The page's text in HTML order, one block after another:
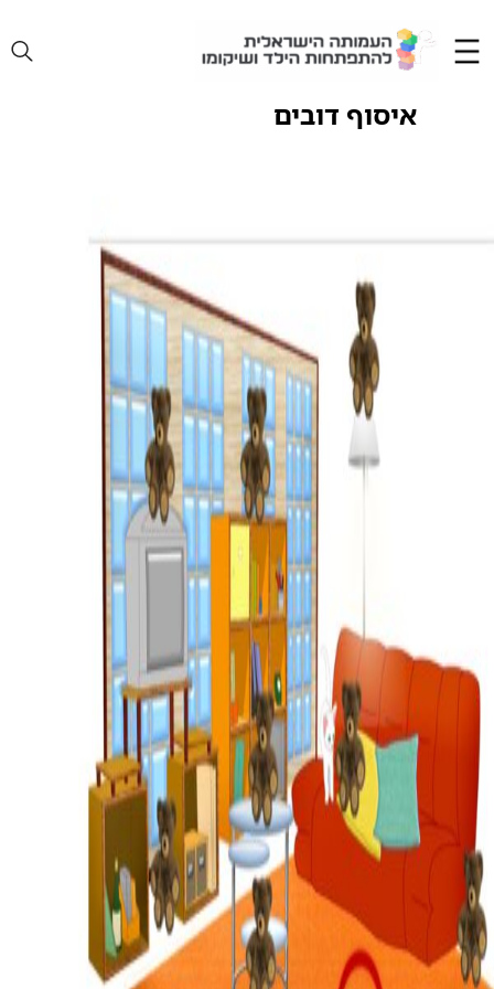
content
איסוף דובים